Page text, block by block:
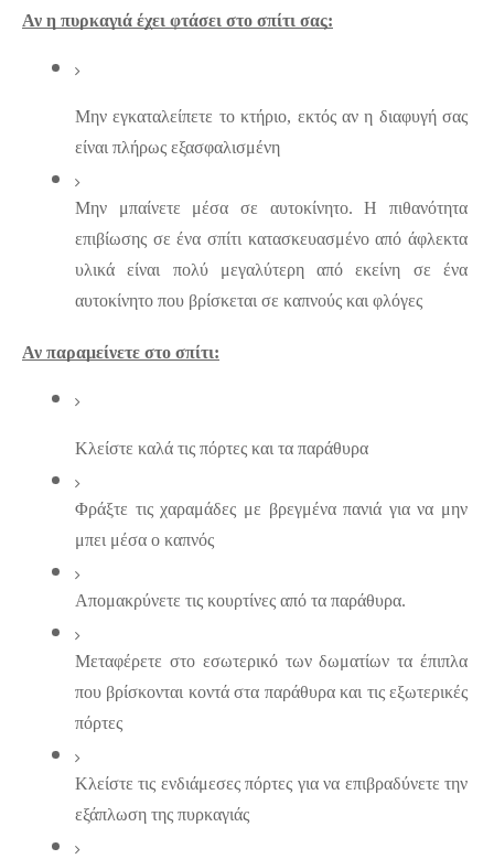
Αν η πυρκαγιά έχει φτάσει στο σπίτι σας:
Μην εγκαταλείπετε το κτήριο, εκτός αν η διαφυγή σας
είναι πλήρως εξασφαλισμένη
Μην μπαίνετε μέσα σε αυτοκίνητο. Η πιθανότητα
επιβίωσης σε ένα σπίτι κατασκευασμένο από άφλεκτα
υλικά είναι πολύ μεγαλύτερη από εκείνη σε ένα
αυτοκίνητο που βρίσκεται σε καπνούς και φλόγες
Αν παραμείνετε στο σπίτι:
Κλείστε καλά τις πόρτες και τα παράθυρα
Φράξτε τις χαραμάδες με βρεγμένα πανιά για να μην
μπει μέσα ο καπνός
Απομακρύνετε τις κουρτίνες από τα παράθυρα.
Μεταφέρετε στο εσωτερικό των δωματίων τα έπιπλα
που βρίσκονται κοντά στα παράθυρα και τις εξωτερικές
πόρτες
Κλείστε τις ενδιάμεσες πόρτες για να επιβραδύνετε την
εξάπλωση της πυρκαγιάς